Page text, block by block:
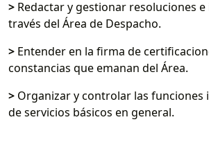
> Redactar y gestionar resoluciones
través del Área de Despacho.
> Entender en la firma de
constancias que emanan del Área.
> Organizar y controlar las funciones
de servicios básicos en general.